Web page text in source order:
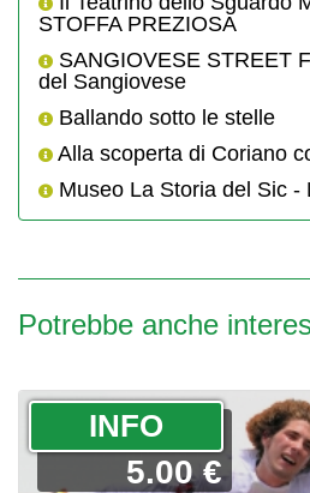
STOFFA PREZIOSA
SANGIOVESE STREET
del Sangiovese
Ballando sotto le stelle
Alla scoperta di Coriano
Museo La Storia del Sic -
Potrebbe anche
­INFO
5.00 €